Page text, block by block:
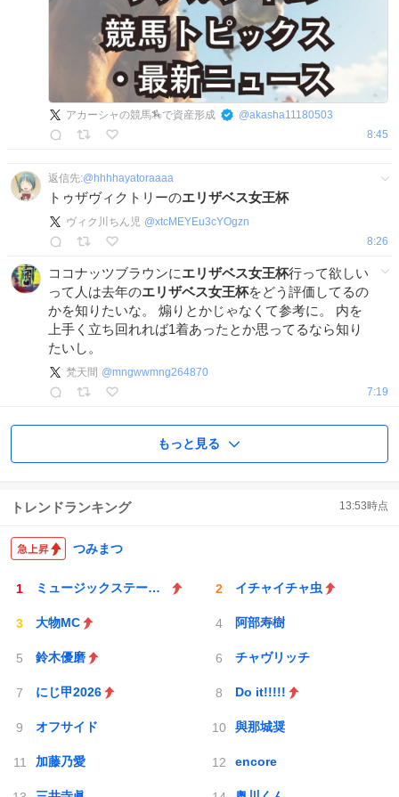
アカーシャの競馬🏇で資産形成 @akasha11180503
8:45
返信先:@ hhhhayatoraaaa
トゥザヴィクトリーのエリザベス女王杯
ヴィク川ちん児 @xtcMEYEu3cYOgzn
8:26
ココナッツブラウンにエリザベス女王杯行って欲しい
って人は去年のエリザベス女王杯をどう評価してるの
かを知りたいな。 煽りとかじゃなくて参考に。 内を
上手く立ち回れれば1着あったとか思ってるなら知り
たいし。
梵天間 @mngwwmng264870
7:19
もっと見る
トレンドランキング 13:53時点
つみまつ
ミュージックステーション イチャイチャ虫
大物MC 阿部寿樹
鈴木優磨 チャヴリッチ
にじ甲2026 Do it!!!!!
オフサイド 與那城奨
加藤乃愛 encore